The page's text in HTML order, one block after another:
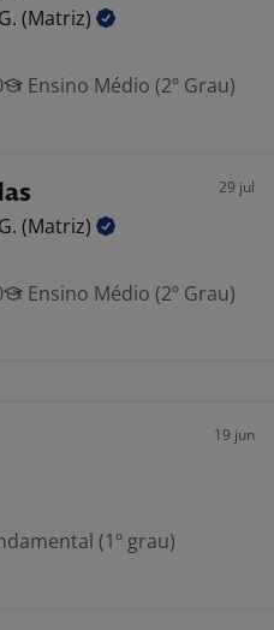
(Matriz)
Ensino Médio (2º Grau)
29 jul
(Matriz)
Ensino Médio (2º Grau)
19 jun
(1º grau)